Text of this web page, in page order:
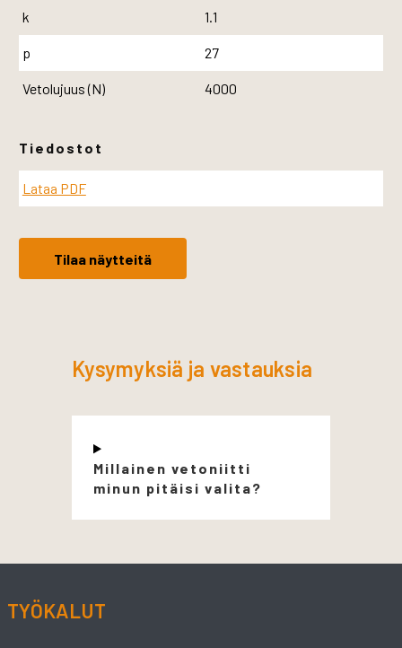
k 1.1
p 27
Vetolujuus (N) 4000
Tiedostot
Lataa PDF
Tilaa näytteitä
Kysymyksiä ja vastauksia
Millainen vetoniitti
minun pitäisi valita?
TYÖKALUT